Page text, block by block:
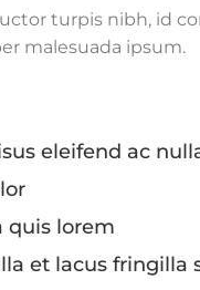
turpis nibh, id
malesuada ipsum.
eleifend ac
quis lorem
et lacus fringilla